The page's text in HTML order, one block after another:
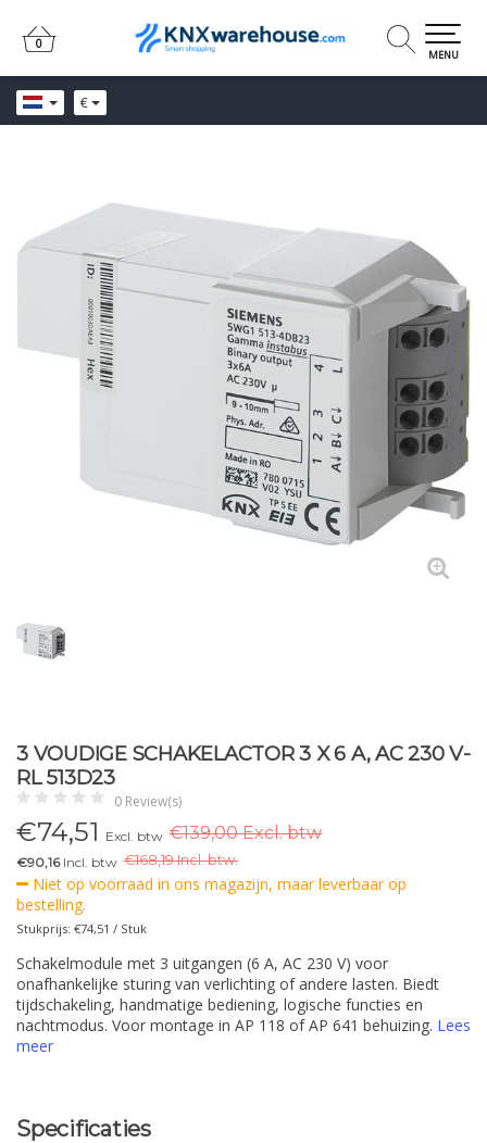
€
0
0
MENU
3 VOUDIGE SCHAKELACTOR 3 X 6 A, AC 230 V-
RL 513D23
0 Review(s)
€74,51 Excl. btw €139,00 Excl. btw
€90,16Incl. btw €168,19 Incl. btw.
Niet op voorraad in ons magazijn, maar leverbaar op
bestelling.
Stukprijs: €74,51 / Stuk
Schakelmodule met 3 uitgangen (6 A, AC 230 V) voor
onafhankelijke sturing van verlichting of andere lasten. Biedt
tijdschakeling, handmatige bediening, logische functies en
nachtmodus. Voor montage in AP 118 of AP 641 behuizing. Lees
meer
Specificaties